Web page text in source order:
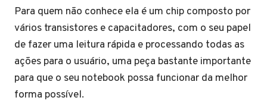
Para quem não conhece ela é um chip composto por
vários transistores e capacitadores, com o seu papel
de fazer uma leitura rápida e processando todas as
ações para o usuário, uma peça bastante importante
para que o seu notebook possa funcionar da melhor
forma possível.